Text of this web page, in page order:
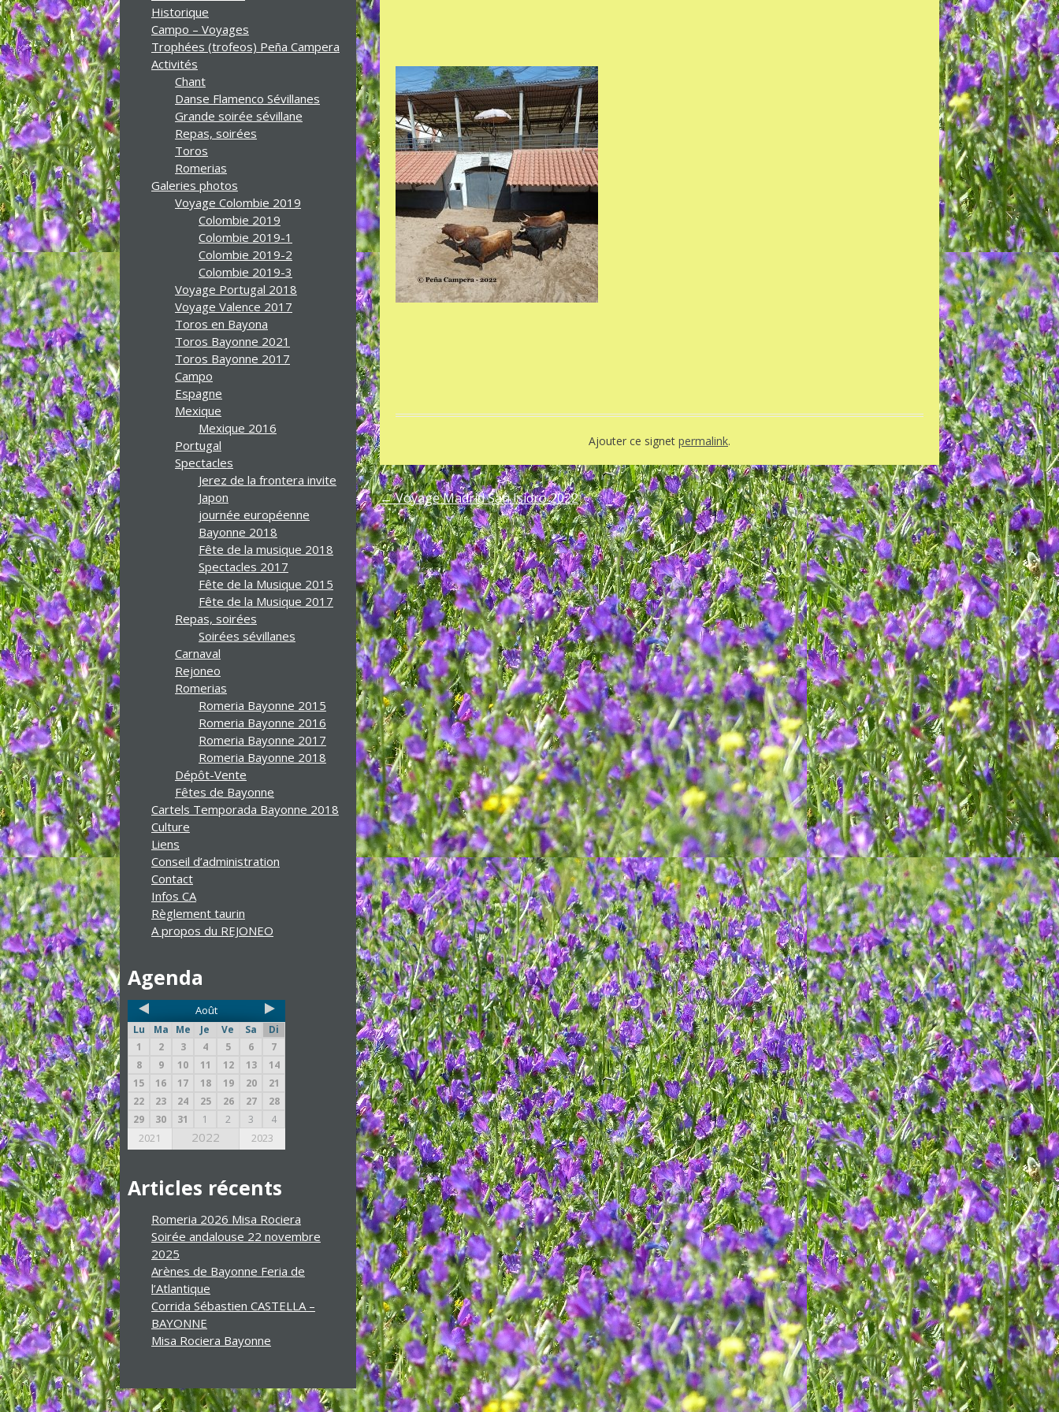
Ajouter ce signet permalink.
←Voyage Madrid San Isidro 2022
Historique
Campo – Voyages
Trophées (trofeos) Peña Campera
Activités
Chant
Danse Flamenco Sévillanes
Grande soirée sévillane
Repas, soirées
Toros
Romerias
Galeries photos
Voyage Colombie 2019
Colombie 2019
Colombie 2019-1
Colombie 2019-2
Colombie 2019-3
Voyage Portugal 2018
Voyage Valence 2017
Toros en Bayona
Toros Bayonne 2021
Toros Bayonne 2017
Campo
Espagne
Mexique
Mexique 2016
Portugal
Spectacles
Jerez de la frontera invite
Japon
journée européenne
Bayonne 2018
Fête de la musique 2018
Spectacles 2017
Fête de la Musique 2015
Fête de la Musique 2017
Repas, soirées
Soirées sévillanes
Carnaval
Rejoneo
Romerias
Romeria Bayonne 2015
Romeria Bayonne 2016
Romeria Bayonne 2017
Romeria Bayonne 2018
Dépôt-Vente
Fêtes de Bayonne
Cartels Temporada Bayonne 2018
Culture
Liens
Conseil d’administration
Contact
Infos CA
Règlement taurin
A propos du REJONEO
Agenda
Août
Lu Ma Me Je Ve Sa
Di
1
2 3 4 5 6
7
8
9 10 11 12 13
14
15
16 17 18 19 20
21
22
23 24 25 26 27
28
29
30 31 1 2 3 4
2021 2022 2023
Articles récents
Romeria 2026 Misa Rociera
Soirée andalouse 22 novembre
2025
Arènes de Bayonne Feria de
l’Atlantique
Corrida Sébastien CASTELLA –
BAYONNE
Misa Rociera Bayonne